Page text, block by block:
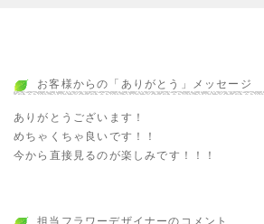
お客様からの「ありがとう」メッセージ
ありがとうございます！
めちゃくちゃ良いです！！
今から直接見るのが楽しみです！！！